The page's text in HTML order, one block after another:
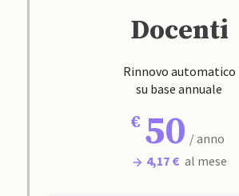
Docenti
Rinnovo automatico
su base annuale
50 / anno
4,17 € al mese